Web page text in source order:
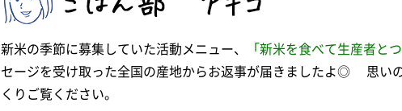
新米の季節に募集していた活動メニュー、 「新米を食べて生産者と
セージを受け取った全国の産地からお返事が届きましたよ◎ 思い
くりご覧ください。